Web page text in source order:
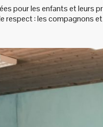
pour les enfants et leurs
respect : les compagnons